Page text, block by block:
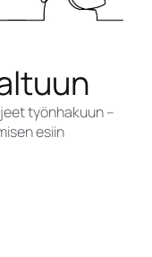
työnhakuun –
esiin